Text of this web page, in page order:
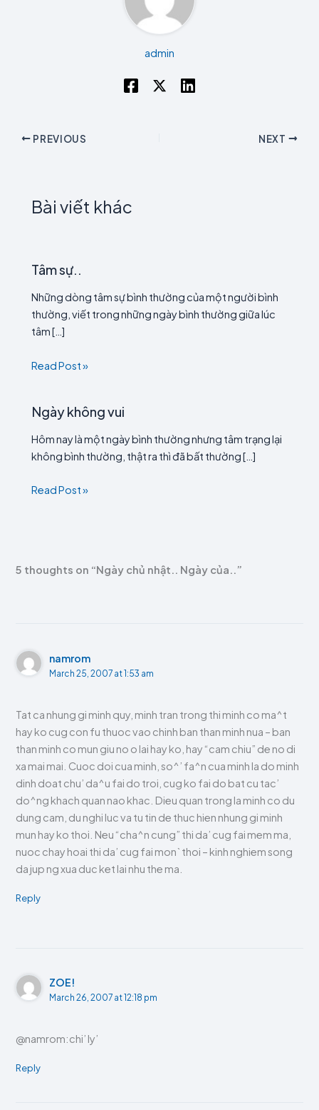
admin
PREVIOUS NEXT
Bài viết khác
Tâm sự..
Những dòng tâm sự bình thường của một người bình
thường, viết trong những ngày bình thường giữa lúc
tâm […]
Read Post »
Ngày không vui
Hôm nay là một ngày bình thường nhưng tâm trạng lại
không bình thường, thật ra thì đã bất thường […]
Read Post »
5 thoughts on “Ngày chủ nhật.. Ngày của..”
namrom
March 25, 2007 at 1:53 am
Tat ca nhung gi minh quy, minh tran trong thi minh co ma^t
hay ko cug con fu thuoc vao chinh ban than minh nua – ban
than minh co mun giu no o lai hay ko, hay “cam chiu” de no di
xa mai mai. Cuoc doi cua minh, so^’ fa^n cua minh la do minh
dinh doat chu’ da^u fai do troi, cug ko fai do bat cu tac’
do^ng khach quan nao khac. Dieu quan trong la minh co du
dung cam, du nghi luc va tu tin de thuc hien nhung gi minh
mun hay ko thoi. Neu “cha^n cung” thi da’ cug fai mem ma,
nuoc chay hoai thi da’ cug fai mon` thoi – kinh nghiem song
da jup ng xua duc ket lai nhu the ma.
Reply
ZOE!
March 26, 2007 at 12:18 pm
@namrom:chi’ ly’
Reply